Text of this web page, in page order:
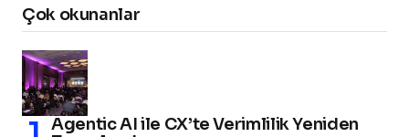
Çok okunanlar
Agentic AI ile CX’te Verimlilik Yeniden